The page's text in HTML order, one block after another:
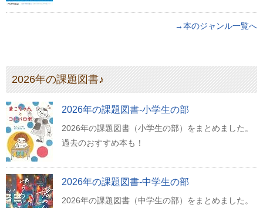
→本のジャンル一覧へ
2026年の課題図書♪
2026年の課題図書-小学生の部
2026年の課題図書（小学生の部）をまとめました。
過去のおすすめ本も！
2026年の課題図書-中学生の部
2026年の課題図書（中学生の部）をまとめました。